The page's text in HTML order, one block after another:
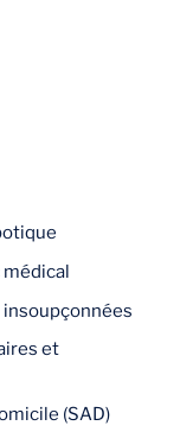
médical
insoupçonnées
et
(SAD)